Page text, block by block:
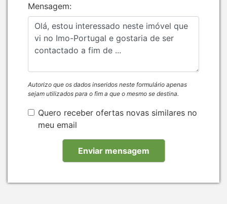
Mensagem:
Autorizo que os dados inseridos neste formulário apenas
sejam utilizados para o fim a que o mesmo se destina.
Quero receber ofertas novas similares no
meu email